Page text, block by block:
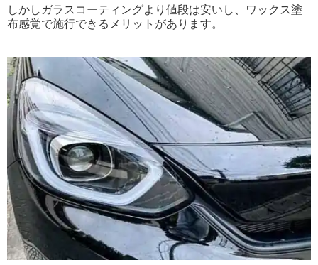
しかしガラスコーティングより値段は安いし、ワックス塗
布感覚で施行できるメリットがあります。